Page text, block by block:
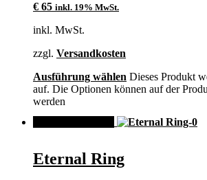
€ 65 inkl. 19% MwSt.
inkl. MwSt.
zzgl. Versandkosten
Ausführung wählen Dieses Produkt
auf. Die Optionen können auf der
werden
Eternal Ring